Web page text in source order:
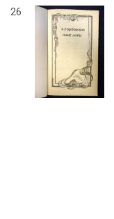
26